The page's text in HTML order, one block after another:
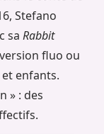
Stefano
sa Rabbit
fluo ou
enfants.
» : des